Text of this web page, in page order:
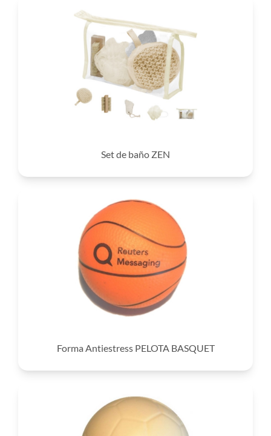
Set de baño ZEN
Forma Antiestress PELOTA BASQUET